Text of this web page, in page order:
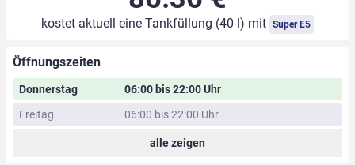
kostet aktuell eine Tankfüllung (40 l) mit Super E5
Öffnungszeiten
Donnerstag
06:00 bis 22:00 Uhr
Freitag
06:00 bis 22:00 Uhr
alle zeigen